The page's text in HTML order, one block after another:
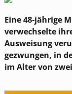
Eine 48-jährige
verwechselte
Ausweisung
gezwungen, in
im Alter von